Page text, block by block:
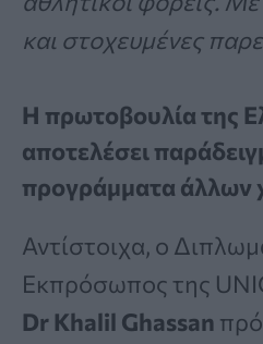
και στοχευμένες
Η πρωτοβουλία της
αποτελέσει
προγράμματα άλλων
Αντίστοιχα, ο
Εκπρόσωπος της
Dr Khalil Ghassan